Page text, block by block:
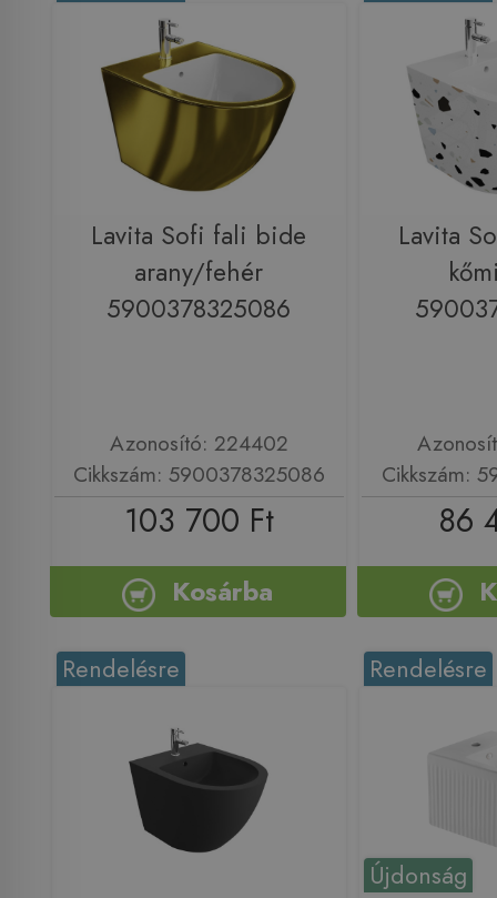
Lavita Sofi fali bide
arany/fehér
5900378325086
Azonosító: 224402
Cikkszám: 5900378325086
103 700 Ft
Kosárba
Lavita
Cikkszám:
86
Rendelésre
Újdonság
Rendelésre